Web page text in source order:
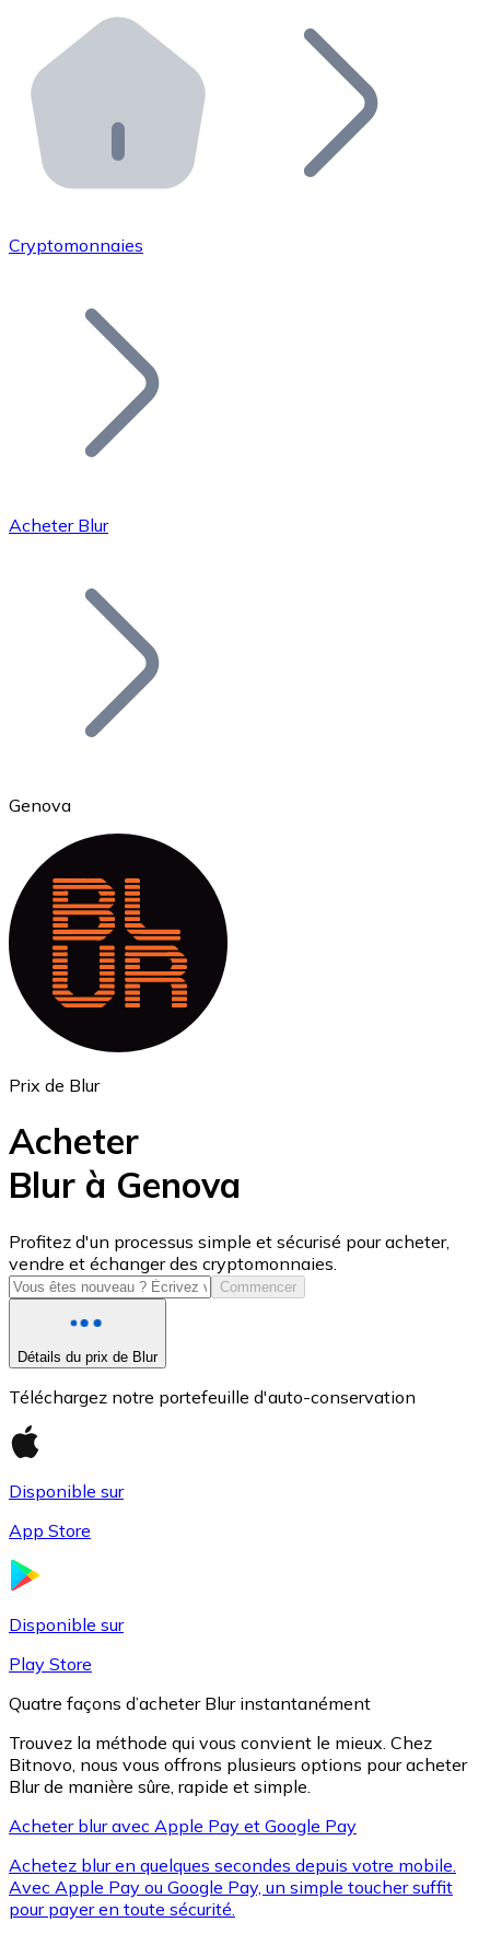
Distributeurs automatiques Bitnovo
Intégrez un ATM Bitnovo dans votre entreprise et
API Bitnovo
Intégrez notre API dans votre écosystème.
Rejoignez notre réseau de distributeurs et
Ajoutez le token de votre projet à notre service
Bitcoin
Ethereum
ETH
USD Coin
USDC
XRP
XRP
Cryptomonnaies
Acheter Blur
Genova
Prix de Blur
Acheter
Blur à Genova
Profitez d'un processus simple et sécurisé pour acheter,
vendre et échanger des cryptomonnaies.
Commencer
Détails du prix de Blur
Téléchargez notre portefeuille d'auto-conservation
Disponible sur
App Store
Disponible sur
Play Store
Quatre façons d’acheter Blur instantanément
Trouvez la méthode qui vous convient le mieux. Chez
Bitnovo, nous vous offrons plusieurs options pour acheter
Blur de manière sûre, rapide et simple.
Acheter blur avec Apple Pay et Google Pay
Achetez blur en quelques secondes depuis votre mobile.
Avec Apple Pay ou Google Pay, un simple toucher suffit
pour payer en toute sécurité.